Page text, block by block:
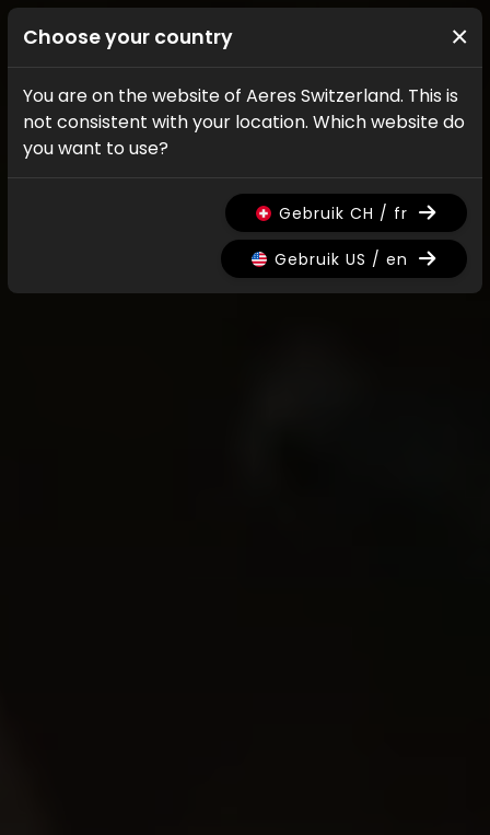
Choose your country ×
You are on the website of Aeres Switzerland. This is
not consistent with your location. Which website do
you want to use?
Gebruik CH / fr
Gebruik US / en